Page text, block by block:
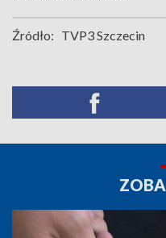
Źródło: TVP3 Szczecin